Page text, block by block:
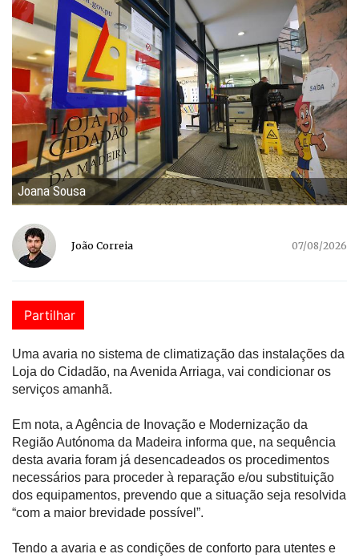
Joana Sousa
João Correia 07/08/2026
Partilhar
Uma avaria no sistema de climatização das instalações da
Loja do Cidadão, na Avenida Arriaga, vai condicionar os
serviços amanhã.
Em nota, a Agência de Inovação e Modernização da
Região Autónoma da Madeira informa que, na sequência
desta avaria foram já desencadeados os procedimentos
necessários para proceder à reparação e/ou substituição
dos equipamentos, prevendo que a situação seja resolvida
“com a maior brevidade possível”.
Tendo a avaria e as condições de conforto para utentes e